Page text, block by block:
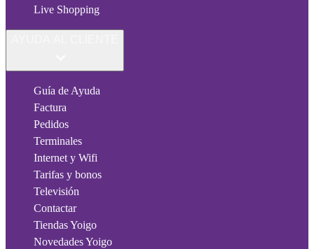
Live Shopping
Guía de Ayuda
Factura
Pedidos
Terminales
Internet y Wifi
Tarifas y bonos
Televisión
Contactar
Tiendas Yoigo
Novedades Yoigo